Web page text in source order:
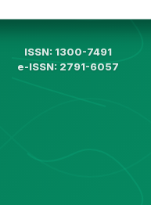
ISSN: 1300-7491
e-ISSN: 2791-6057